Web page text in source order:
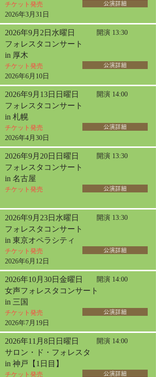
チケット発売
2026年3月31日
公演詳細
2026年9月2日水曜日 開演 13:30
フォレスタコンサート
in 厚木
チケット発売
2026年6月10日
公演詳細
2026年9月13日日曜日 開演 14:00
フォレスタコンサート
in 札幌
チケット発売
2026年4月30日
公演詳細
2026年9月20日日曜日 開演 13:30
フォレスタコンサート
in 名古屋
チケット発売 公演詳細
2026年9月23日水曜日 開演 13:30
フォレスタコンサート
in 東京オペラシティ
チケット発売
2026年6月12日
公演詳細
2026年10月30日金曜日 開演 14:00
女声フォレスタコンサート
in 三国
チケット発売
2026年7月19日
公演詳細
2026年11月8日日曜日 開演 14:00
サロン・ド・フォレスタ
in 神戸【1日目】
チケット発売
公演詳細